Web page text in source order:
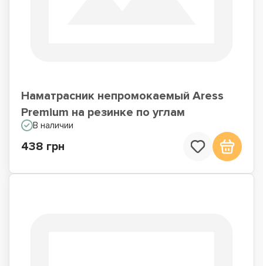
Наматрасник непромокаемый Aress
Premium на резинке по углам
В наличии
438 грн